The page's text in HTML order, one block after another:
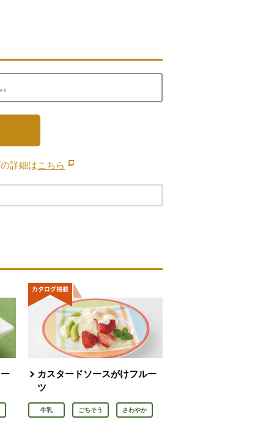
詳細はこちら 別のウィンドウで開きます。
カスタードソースがけフルー
ツ
牛乳 ごちそう さわやか